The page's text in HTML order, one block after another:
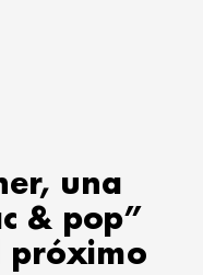
una
& pop”
próximo